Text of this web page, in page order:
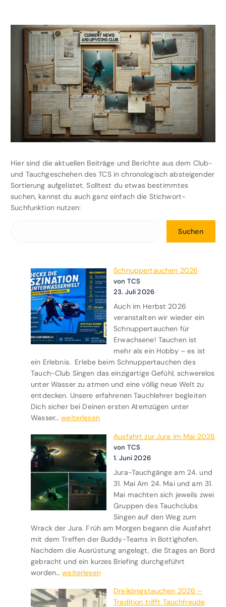
Hier sind die aktuellen Beiträge und Berichte aus dem Club-
und Tauchgeschehen des TCS in chronologisch absteigender
Sortierung aufgelistet. Solltest du etwas bestimmtes
suchen, kannst du auch ganz einfach die Stichwort-
Suchfunktion nutzen:
Suchen
Schnuppertauchen 2026
von TCS
23. Juli 2026
Auch im Herbst 2026
veranstalten wir wieder ein
Schnuppertauchen für
Erwachsene! Tauchen ist
mehr als ein Hobby – es ist
ein Erlebnis. Erlebe beim Schnuppertauchen des
Tauch-Club Singen das einzigartige Gefühl, schwerelos
unter Wasser zu atmen und eine völlig neue Welt zu
entdecken. Unsere erfahrenen Tauchlehrer begleiten
Dich sicher bei Deinen ersten Atemzügen unter
Wasser…S
h
n
u
p
p
e
r
a
u
c
h
e
2
weiterlesen
Ausfahrt zur Jura im Mai 2026
von TCS
1. Juni 2026
Jura-Tauchgänge am 24. und
31. Mai Am 24. Mai und am 31.
Mai machten sich jeweils zwei
Gruppen des Tauchclubs
Singen auf den Weg zum
Wrack der Jura. Früh am Morgen begann die Ausfahrt
mit dem Treffen der Buddy-Teams in Bottighofen.
Nachdem die Ausrüstung angelegt, die Stages an Bord
gebracht und ein kurzes Briefing durchgeführt
worden…A
weiterlesen
Dreikönigstauchen 2026 –
Tradition trifft Tauchfreude